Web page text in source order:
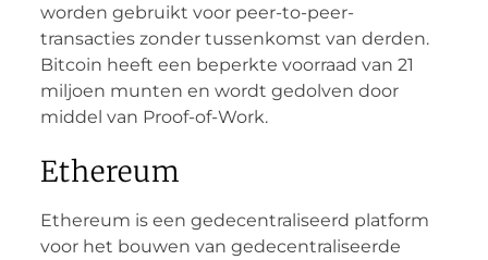
worden gebruikt voor peer-to-peer-
transacties zonder tussenkomst van derden.
Bitcoin heeft een beperkte voorraad van 21
miljoen munten en wordt gedolven door
middel van Proof-of-Work.
Ethereum
Ethereum is een gedecentraliseerd platform
voor het bouwen van gedecentraliseerde